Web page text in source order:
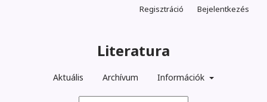
Literatura
Aktuális Archívum Információk
Regisztráció Bejelentkezés